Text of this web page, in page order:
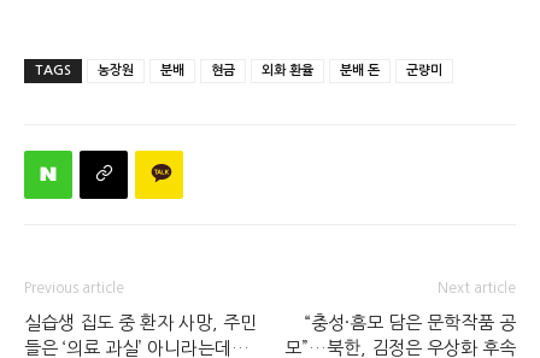
TAGS 농장원 분배 현금 외화 환율 분배 돈 군량미
Previous article
실습생 집도 중 환자 사망, 주민
들은 ‘의료 과실’ 아니라는데…
Next article
“충성·흠모 담은 문학작품 공
모”…북한, 김정은 우상화 후속